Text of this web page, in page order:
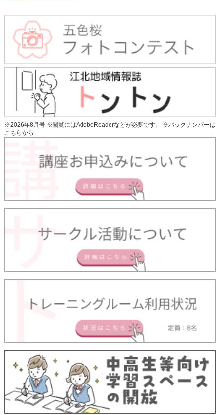
※2026年8月号 ※閲覧にはAdobeReaderなどが必要です。 ※バックナンバーは
こちらから